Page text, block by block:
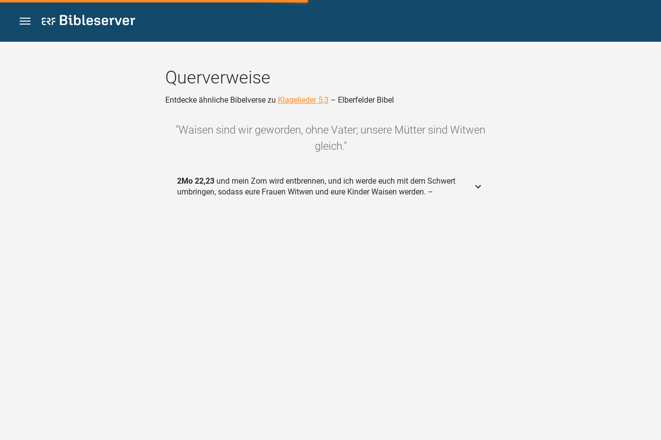
Zum Inhalt springen
Querverweise
Entdecke ähnliche Bibelverse zu Klagelieder 5,3 – Elberfelder Bibel
"Waisen sind wir geworden, ohne Vater; unsere Mütter sind Witwen
gleich."
2Mo 22,23 und mein Zorn wird entbrennen, und ich werde euch mit dem Schwert
umbringen, sodass eure Frauen Witwen und eure Kinder Waisen werden. –